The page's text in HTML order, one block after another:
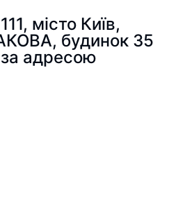
місто Київ,
будинок 35
адресою